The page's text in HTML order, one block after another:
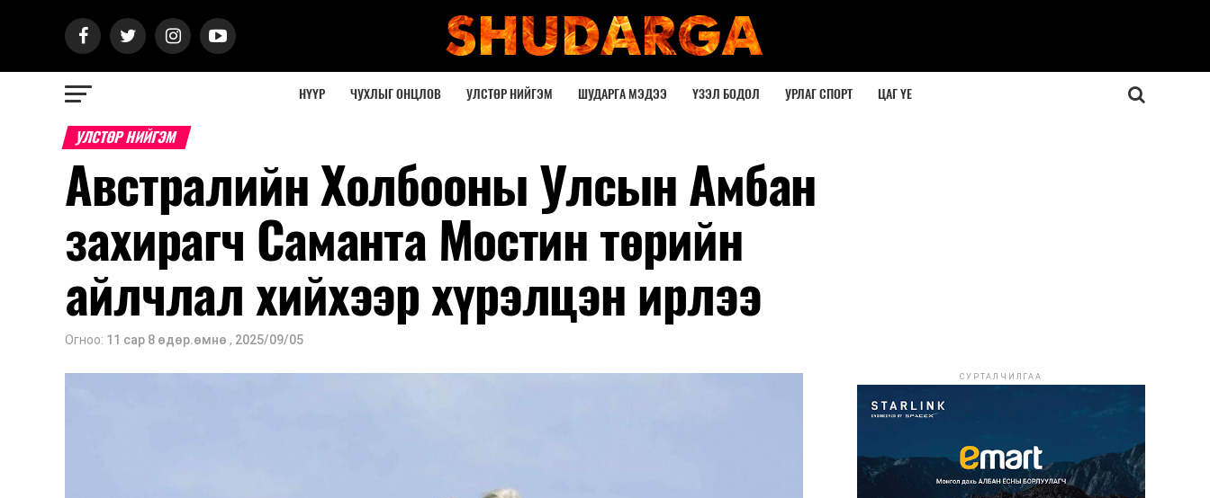
НҮҮР ЧУХЛЫГ ОНЦЛОВ УЛСТӨР НИЙГЭМ ШУДАРГА МЭДЭЭ ҮЗЭЛ БОДОЛ УРЛАГ СПОРТ ЦАГ ҮЕ
УЛСТӨР НИЙГЭМ
Австралийн Холбооны Улсын Амбан
захирагч Саманта Мостин төрийн
айлчлал хийхээр хүрэлцэн ирлээ
Огноо: 11 сар 8 өдөр.өмнө , 2025/09/05
СУРТАЛЧИЛГАА